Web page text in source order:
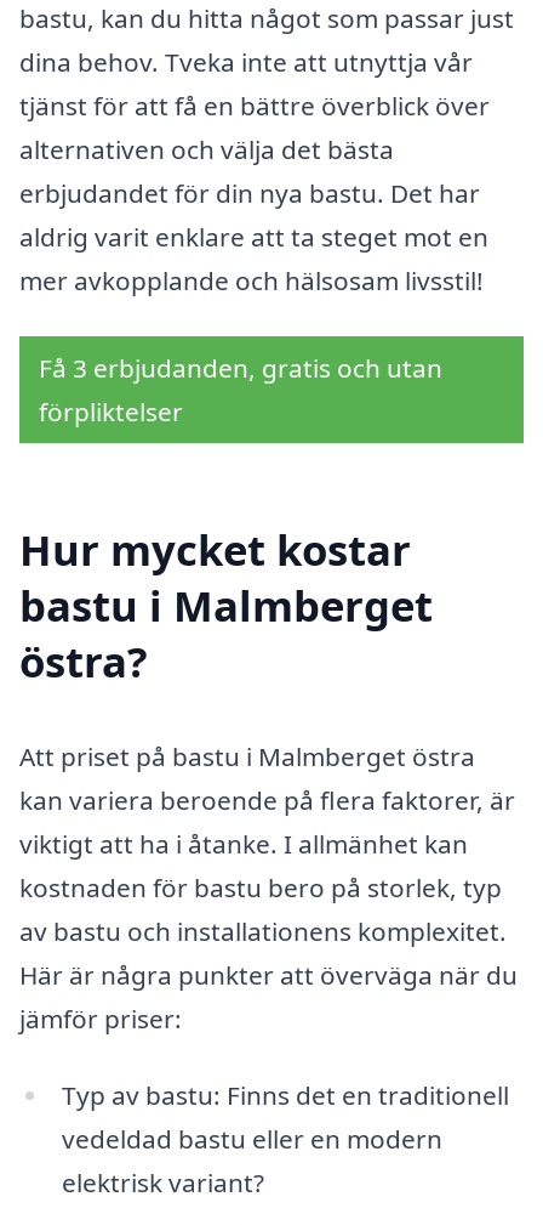
bastu, kan du hitta något som passar just
dina behov. Tveka inte att utnyttja vår
tjänst för att få en bättre överblick över
alternativen och välja det bästa
erbjudandet för din nya bastu. Det har
aldrig varit enklare att ta steget mot en
mer avkopplande och hälsosam livsstil!
Få 3 erbjudanden, gratis och utan
förpliktelser
Hur mycket kostar
bastu i Malmberget
östra?
Att priset på bastu i Malmberget östra
kan variera beroende på flera faktorer, är
viktigt att ha i åtanke. I allmänhet kan
kostnaden för bastu bero på storlek, typ
av bastu och installationens komplexitet.
Här är några punkter att överväga när du
jämför priser:
Typ av bastu: Finns det en traditionell
vedeldad bastu eller en modern
elektrisk variant?